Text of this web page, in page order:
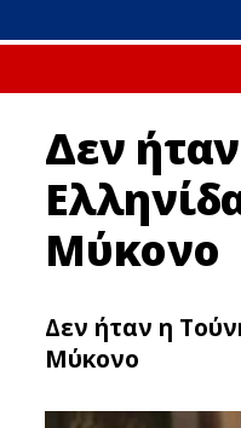
Δεν
Μύκονο
Δεν ήταν η
Μύκονο